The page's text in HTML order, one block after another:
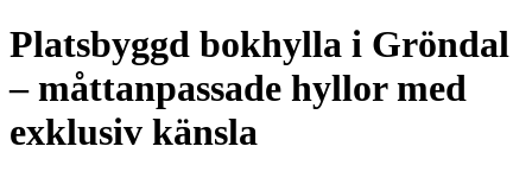
Platsbyggd bokhylla i Gröndal
– måttanpassade hyllor med
exklusiv känsla